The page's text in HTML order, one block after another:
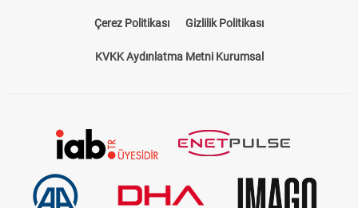
Çerez Politikası Gizlilik Politikası
KVKK Aydınlatma Metni Kurumsal